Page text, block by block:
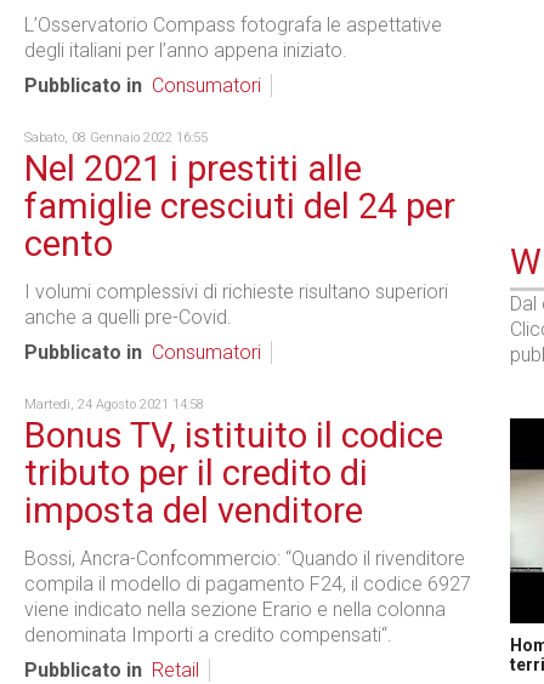
L’Osservatorio Compass fotografa le aspettative
degli italiani per l’anno appena iniziato.
Pubblicato in Consumatori
Sabato, 08 Gennaio 2022 16:55
Nel 2021 i prestiti alle
famiglie cresciuti del 24 per
cento
I volumi complessivi di richieste risultano superiori
anche a quelli pre-Covid.
Pubblicato in Consumatori
Martedì, 24 Agosto 2021 14:58
Bonus TV, istituito il codice
tributo per il credito di
imposta del venditore
Bossi, Ancra-Confcommercio: “Quando il rivenditore
compila il modello di pagamento F24, il codice 6927
viene indicato nella sezione Erario e nella colonna
denominata Importi a credito compensati“.
Pubblicato in Retail